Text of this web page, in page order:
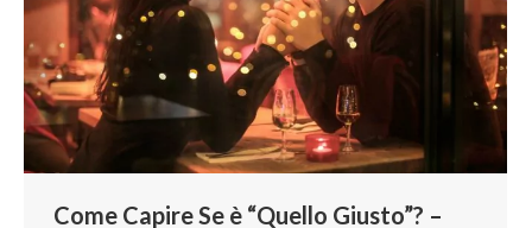
Come Capire Se è “Quello Giusto”? –